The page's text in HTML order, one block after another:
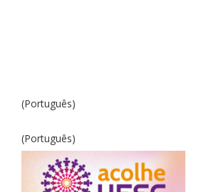
(Português)
(Português)